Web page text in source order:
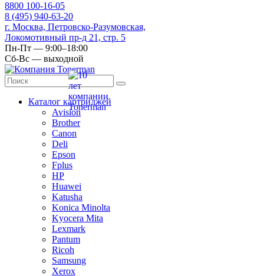
8800 100-16-05
8 (495) 940-63-20
г. Москва, Петровско-Разумовская,
Локомотивный пр-д 21, стр. 5
Пн-Пт — 9:00–18:00
Сб-Вс — выходной
Каталог картриджей
Avision
Brother
Canon
Deli
Epson
Fplus
HP
Huawei
Katusha
Konica Minolta
Kyocera Mita
Lexmark
Pantum
Ricoh
Samsung
Xerox